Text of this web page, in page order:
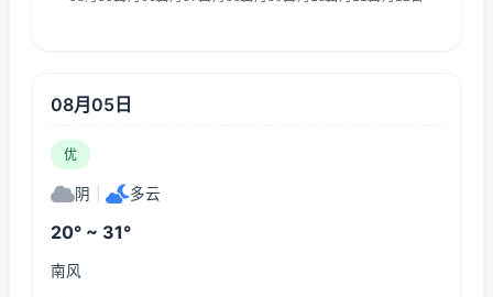
08月05日
优
阴 多云
20° ~ 31°
南风